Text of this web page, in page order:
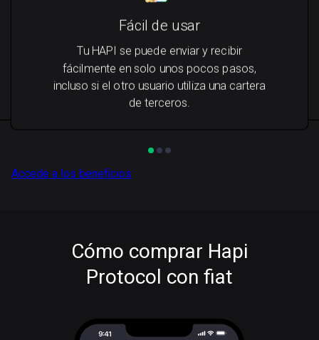
Fácil de usar
Tu HAPI se puede enviar y recibir
fácilmente en solo unos pocos pasos,
incluso si el otro usuario utiliza una cartera
de terceros.
Accede a los beneficios
Cómo comprar Hapi
Protocol con fiat